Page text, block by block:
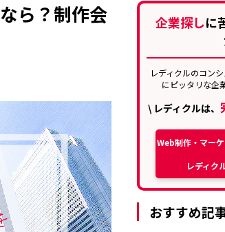
ら？制作会
企業探しに
レディクルのコン
にピッタリな企
\ レディクルは、
Web制作・マー
レディク
おすすめ記